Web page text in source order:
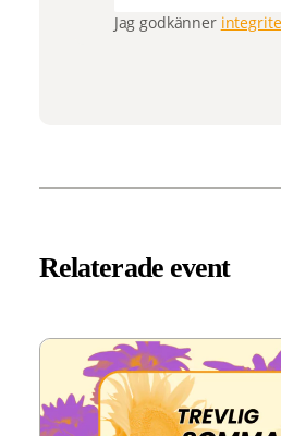
Jag godkänner
Relaterade event